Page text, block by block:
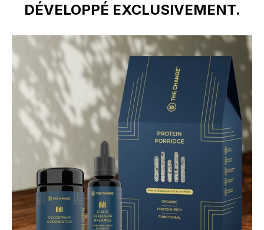
DÉVELOPPÉ EXCLUSIVEMENT.